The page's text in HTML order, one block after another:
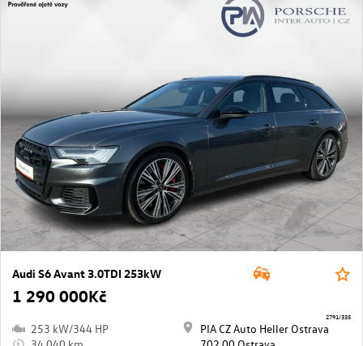
Audi S6 Avant 3.0TDI 253kW
1 290 000Kč
253 kW/344 HP
PIA CZ Auto Heller Ostrava
2791/335